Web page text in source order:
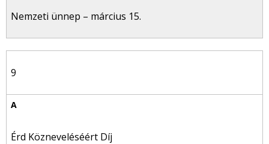
Nemzeti ünnep – március 15.
9
Érd Közneveléséért Díj